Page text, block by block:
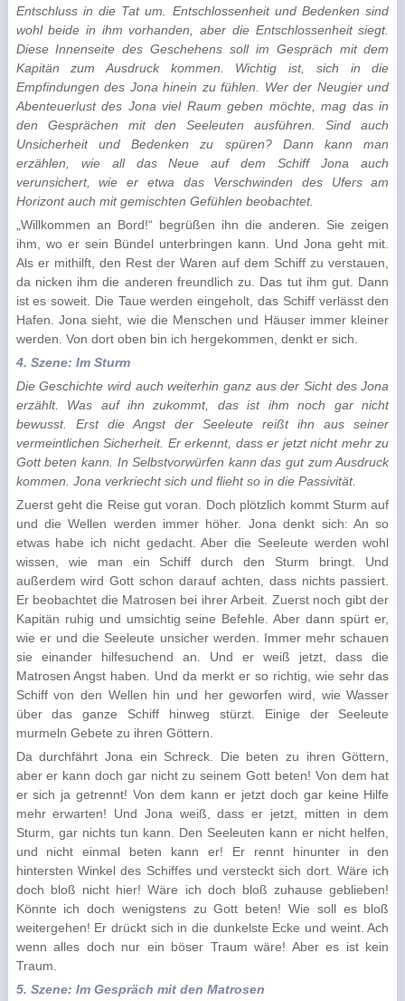
Entschluss in die Tat um. Entschlossenheit und Bedenken sind
wohl beide in ihm vorhanden, aber die Ent­schlossenheit siegt.
Diese Innenseite des Geschehens soll im Gespräch mit dem
Kapitän zum Ausdruck kommen. Wichtig ist, sich in die
Empfindungen des Jona hinein zu fühlen. Wer der Neugier und
Abenteuerlust des Jona viel Raum geben möchte, mag das in
den Gesprächen mit den Seeleuten ausführen. Sind auch
Unsicherheit und Bedenken zu spüren? Dann kann man
erzählen, wie all das Neue auf dem Schiff Jona auch
verunsichert, wie er etwa das Verschwinden des Ufers am
Horizont auch mit gemischten Gefühlen beobachtet.
„Willkommen an Bord!“ begrüßen ihn die anderen. Sie zeigen
ihm, wo er sein Bündel unter­bringen kann. Und Jona geht mit.
Als er mithilft, den Rest der Waren auf dem Schiff zu ver­stauen,
da nicken ihm die anderen freundlich zu. Das tut ihm gut. Dann
ist es soweit. Die Taue werden eingeholt, das Schiff verlässt den
Hafen. Jona sieht, wie die Menschen und Häu­ser immer kleiner
werden. Von dort oben bin ich hergekommen, denkt er sich.
4. Szene: Im Sturm
Die Geschichte wird auch weiterhin ganz aus der Sicht des Jona
erzählt. Was auf ihn zukommt, das ist ihm noch gar nicht
bewusst. Erst die Angst der Seeleute reißt ihn aus seiner
vermeintlichen Sicherheit. Er erkennt, dass er jetzt nicht mehr zu
Gott beten kann. In Selbstvorwürfen kann das gut zum Ausdruck
kommen. Jona verkriecht sich und flieht so in die Passivität.
Zuerst geht die Reise gut voran. Doch plötzlich kommt Sturm auf
und die Wellen werden immer höher. Jona denkt sich: An so
etwas habe ich nicht gedacht. Aber die Seeleute werden wohl
wissen, wie man ein Schiff durch den Sturm bringt. Und
außerdem wird Gott schon dar­auf achten, dass nichts passiert.
Er beobachtet die Matrosen bei ihrer Arbeit. Zuerst noch gibt der
Kapitän ruhig und umsichtig seine Befehle. Aber dann spürt er,
wie er und die Seeleute unsicher werden. Immer mehr schauen
sie einander hilfesuchend an. Und er weiß jetzt, dass die
Matrosen Angst haben. Und da merkt er so richtig, wie sehr das
Schiff von den Wellen hin und her geworfen wird, wie Wasser
über das ganze Schiff hinweg stürzt. Einige der See­leute
murmeln Gebete zu ihren Göttern.
Da durchfährt Jona ein Schreck. Die beten zu ihren Göttern,
aber er kann doch gar nicht zu seinem Gott beten! Von dem hat
er sich ja getrennt! Von dem kann er jetzt doch gar keine Hilfe
mehr erwarten! Und Jona weiß, dass er jetzt, mitten in dem
Sturm, gar nichts tun kann. Den Seeleuten kann er nicht helfen,
und nicht einmal beten kann er! Er rennt hinunter in den
hintersten Winkel des Schiffes und versteckt sich dort. Wäre ich
doch bloß nicht hier! Wäre ich doch bloß zuhause geblieben!
Könnte ich doch wenigstens zu Gott beten! Wie soll es bloß
weitergehen! Er drückt sich in die dunkelste Ecke und weint. Ach
wenn alles doch nur ein böser Traum wäre! Aber es ist kein
Traum.
5. Szene: Im Gespräch mit den Matrosen